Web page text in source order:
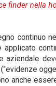
finder nella
continuo
aziendale
anche